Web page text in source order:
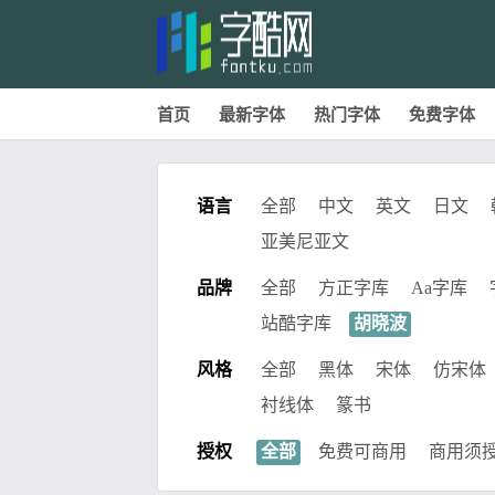
首页 最新字体 热门字体 免费字体
语言 全部 中文 英文 日文
亚美尼亚文
品牌 全部 方正字库 Aa字库
站酷字库
胡晓波
风格 全部 黑体 宋体
仿宋体
衬线体
篆书
授权 全部 免费可商用 商用须